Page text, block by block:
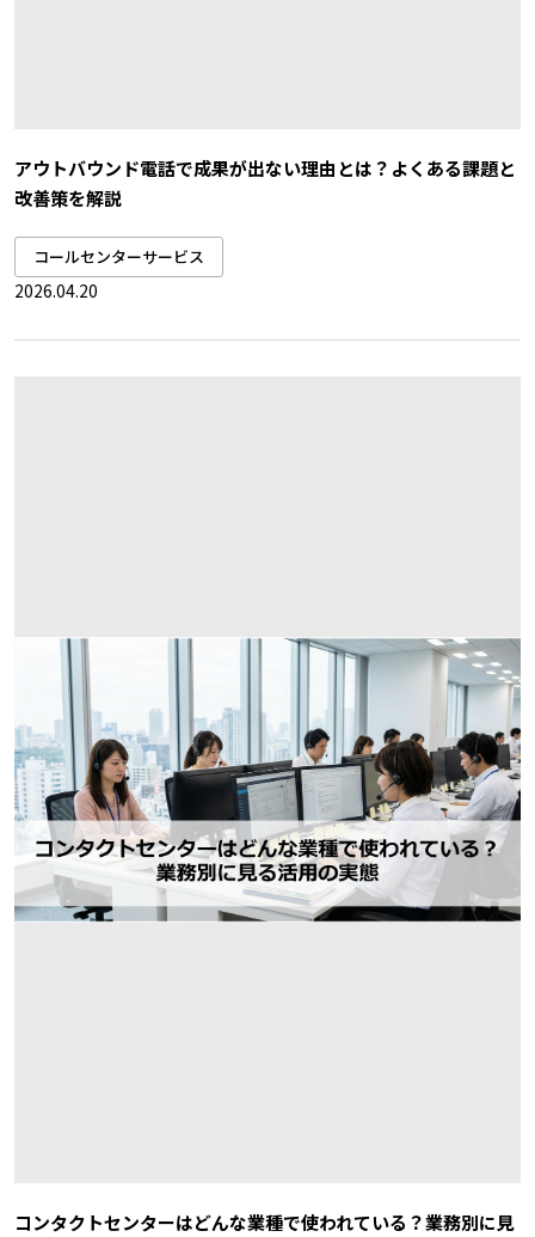
アウトバウンド電話で成果が出ない理由とは？よくある課題と
改善策を解説
コールセンターサービス
2026.04.20
コンタクトセンターはどんな業種で使われている？業務別に見